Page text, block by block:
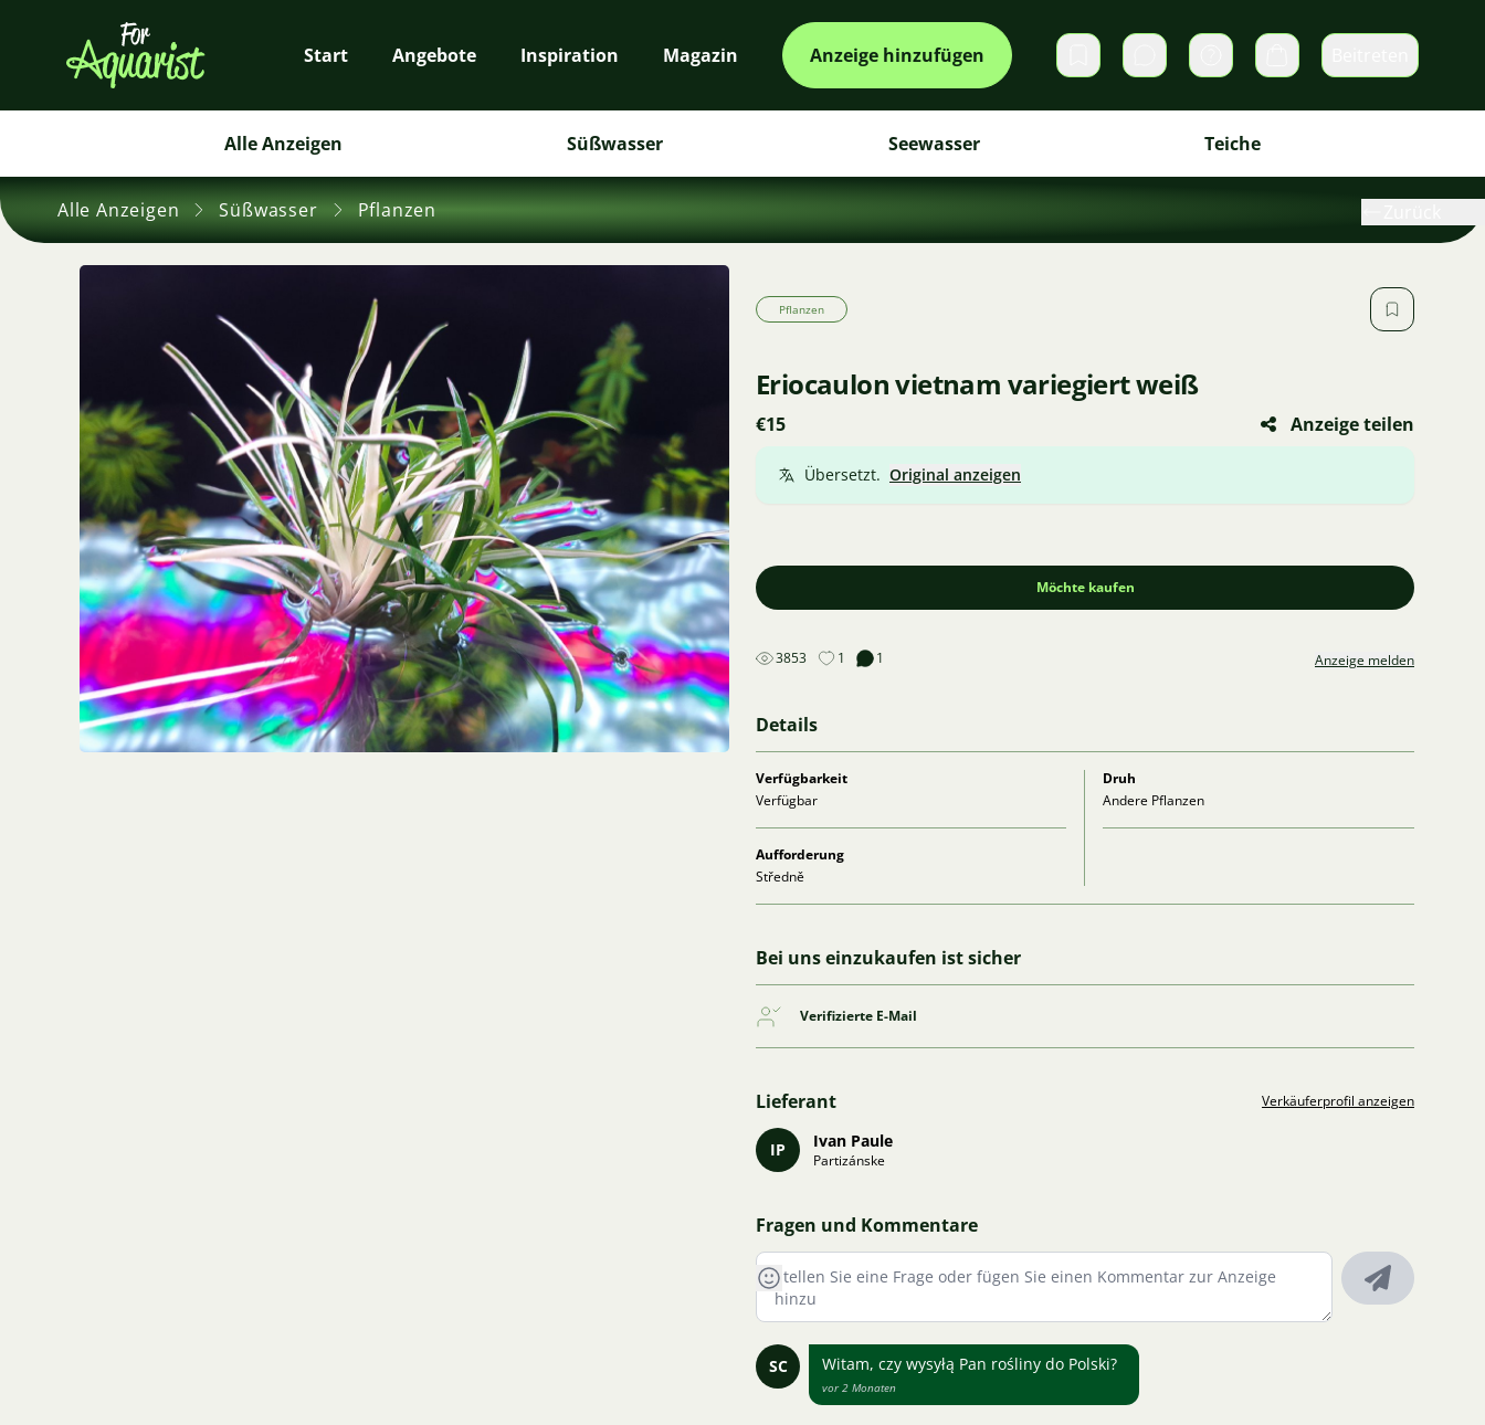
Start Angebote Inspiration Magazin Anzeige hinzufügen DirektnachrichtenWarenkorb
Alle Anzeigen Süßwasser Seewasser Teiche
Alle Anzeigen Süßwasser Pflanzen
Pflanzen
Eriocaulon vietnam variegiert weiß
€15 Anzeige teilen
Übersetzt. Original anzeigen
Möchte kaufen
3853 1 1 Anzeige melden
Details
Verfügbarkeit
Verfügbar
Druh
Andere Pflanzen
Aufforderung
Středně
Bei uns einzukaufen ist sicher
Verifizierte E-Mail
Lieferant Verkäuferprofil anzeigen
IP Ivan Paule
Partizánske
Fragen und Kommentare
SC Witam, czy wysyłą Pan rośliny do Polski?
vor 2 Monaten